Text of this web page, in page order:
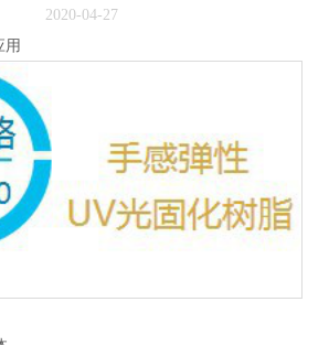
2020-04-27